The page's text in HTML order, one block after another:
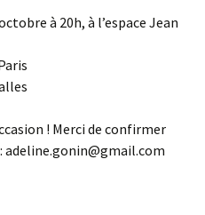
à 20h, à l’espace Jean
! Merci de confirmer
adeline.gonin@gmail.com